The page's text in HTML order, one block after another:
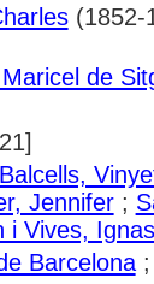
(1852-
de
Jennifer;
i Vives,
Barcelona